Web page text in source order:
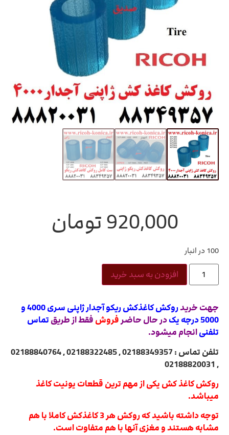
920,000تومان
100 در انبار
افزودن به سبد خرید
جهت خرید
روکش کاغذکش ریکو آجدار ژاپنی سری 4000 و
5000 درجه یک
در حال حاضرفروش فقط از طریق تماس
تلفنیانجام میشود.
تلفن تماس : 02188349357 , 02188322485 , 02188840764
, 02188820031
روکش کاغذ کش یکی از مهم ترین قطعات یونیت کاغذ
میباشد.
توجه داشته باشید که روکش هر 3 کاغذکش کاملا با هم
مشابه هستند و مغزی آنها با هم متفاوت است.